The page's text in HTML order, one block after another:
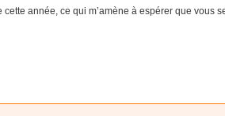
année, ce qui m’amène à espérer que vous